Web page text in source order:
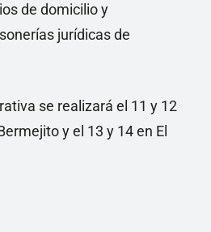
de domicilio y
jurídicas de
se realizará el 11 y 12
y el 13 y 14 en El